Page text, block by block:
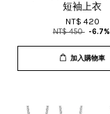
短袖上衣
NT$ 420
NT$ 450 -6.7%
加入購物車